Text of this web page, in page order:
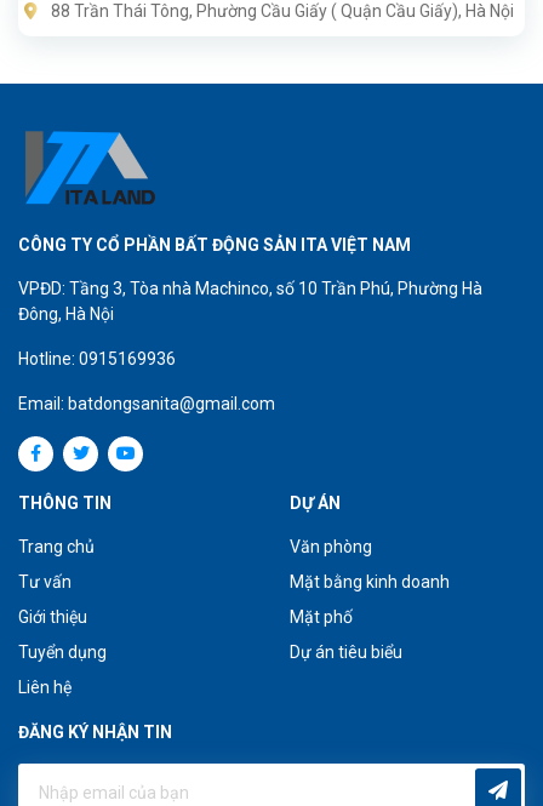
88 Trần Thái Tông, Phường Cầu Giấy ( Quận Cầu Giấy), Hà Nội
CÔNG TY CỔ PHẦN BẤT ĐỘNG SẢN ITA VIỆT NAM
VPĐD: Tầng 3, Tòa nhà Machinco, số 10 Trần Phú, Phường Hà
Đông, Hà Nội
Hotline: 0915169936
Email: batdongsanita@gmail.com
THÔNG TIN
Trang chủ
Tư vấn
Giới thiệu
Tuyển dụng
Liên hệ
DỰ ÁN
Văn phòng
Mặt bằng kinh doanh
Mặt phố
Dự án tiêu biểu
ĐĂNG KÝ NHẬN TIN